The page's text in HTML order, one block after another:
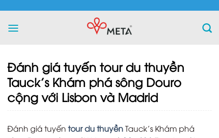
content
Đánh giá tuyến tour du thuyền
Tauck’s Khám phá sông Douro
cộng với Lisbon và Madrid
Đánh giá tuyến tour du thuyềnTauck’s Khám phá